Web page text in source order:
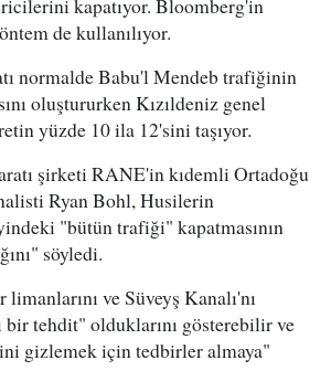
kapatıyor. Bloomberg'in
de kullanılıyor.
normalde Babu'l Mendeb trafiğinin
oluştururken Kızıldeniz genel
yüzde 10 ila 12'sini taşıyor.
şirketi RANE'in kıdemli Ortadoğu
Ryan Bohl, Husilerin
"bütün trafiği" kapatmasının
söyledi.
limanlarını ve Süveyş Kanalı'nı
bir tehdit" olduklarını gösterebilir ve
gizlemek için tedbirler almaya"